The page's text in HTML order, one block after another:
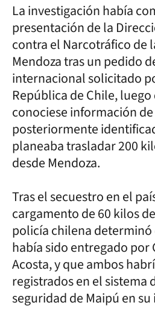
La investigación había
presentación de la
contra el Narcotráfico de
Mendoza tras un pedido
internacional solicitado
República de Chile, luego
conociese información
posteriormente
planeaba trasladar 200
desde Mendoza.
Tras el secuestro en el
cargamento de 60 kilos
policía chilena
había sido entregado por
Acosta, y que ambos
registrados en el sistema
seguridad de Maipú en